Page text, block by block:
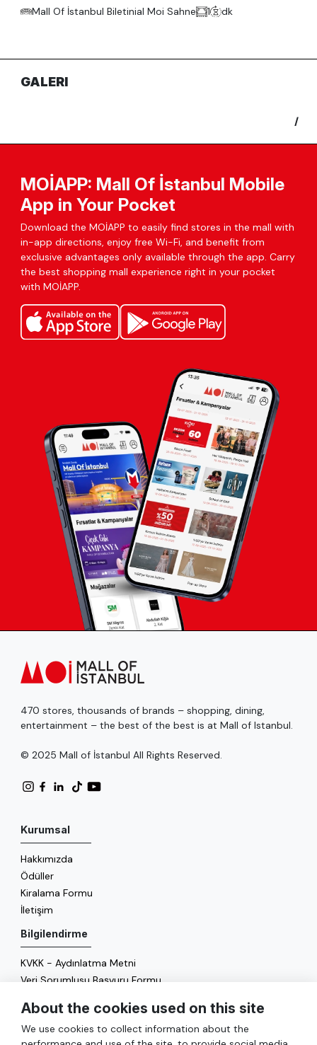
Mall Of İstanbul Biletinial Moi Sahne 1 dk
GALERI
/
MOİAPP: Mall Of İstanbul Mobile
App in Your Pocket
Download the MOİAPP to easily find stores in the mall with
in-app directions, enjoy free Wi-Fi, and benefit from
exclusive advantages only available through the app. Carry
the best shopping mall experience right in your pocket
with MOİAPP.
470 stores, thousands of brands – shopping, dining,
entertainment – the best of the best is at Mall of Istanbul.
© 2025 Mall of İstanbul All Rights Reserved.
Kurumsal
Hakkımızda
Ödüller
Kiralama Formu
İletişim
Bilgilendirme
KVKK - Aydınlatma Metni
Veri Sorumlusu Başvuru Formu
Enerji Politikası
Genel
About the cookies used on this site
We use cookies to collect information about the